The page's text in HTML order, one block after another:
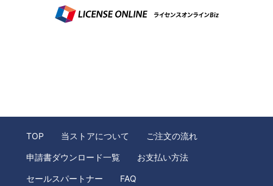
TOP 当ストアについて ご注文の流れ
申請書ダウンロード一覧 お支払い方法
セールスパートナー FAQ